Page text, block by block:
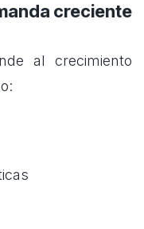
creciente
al crecimiento